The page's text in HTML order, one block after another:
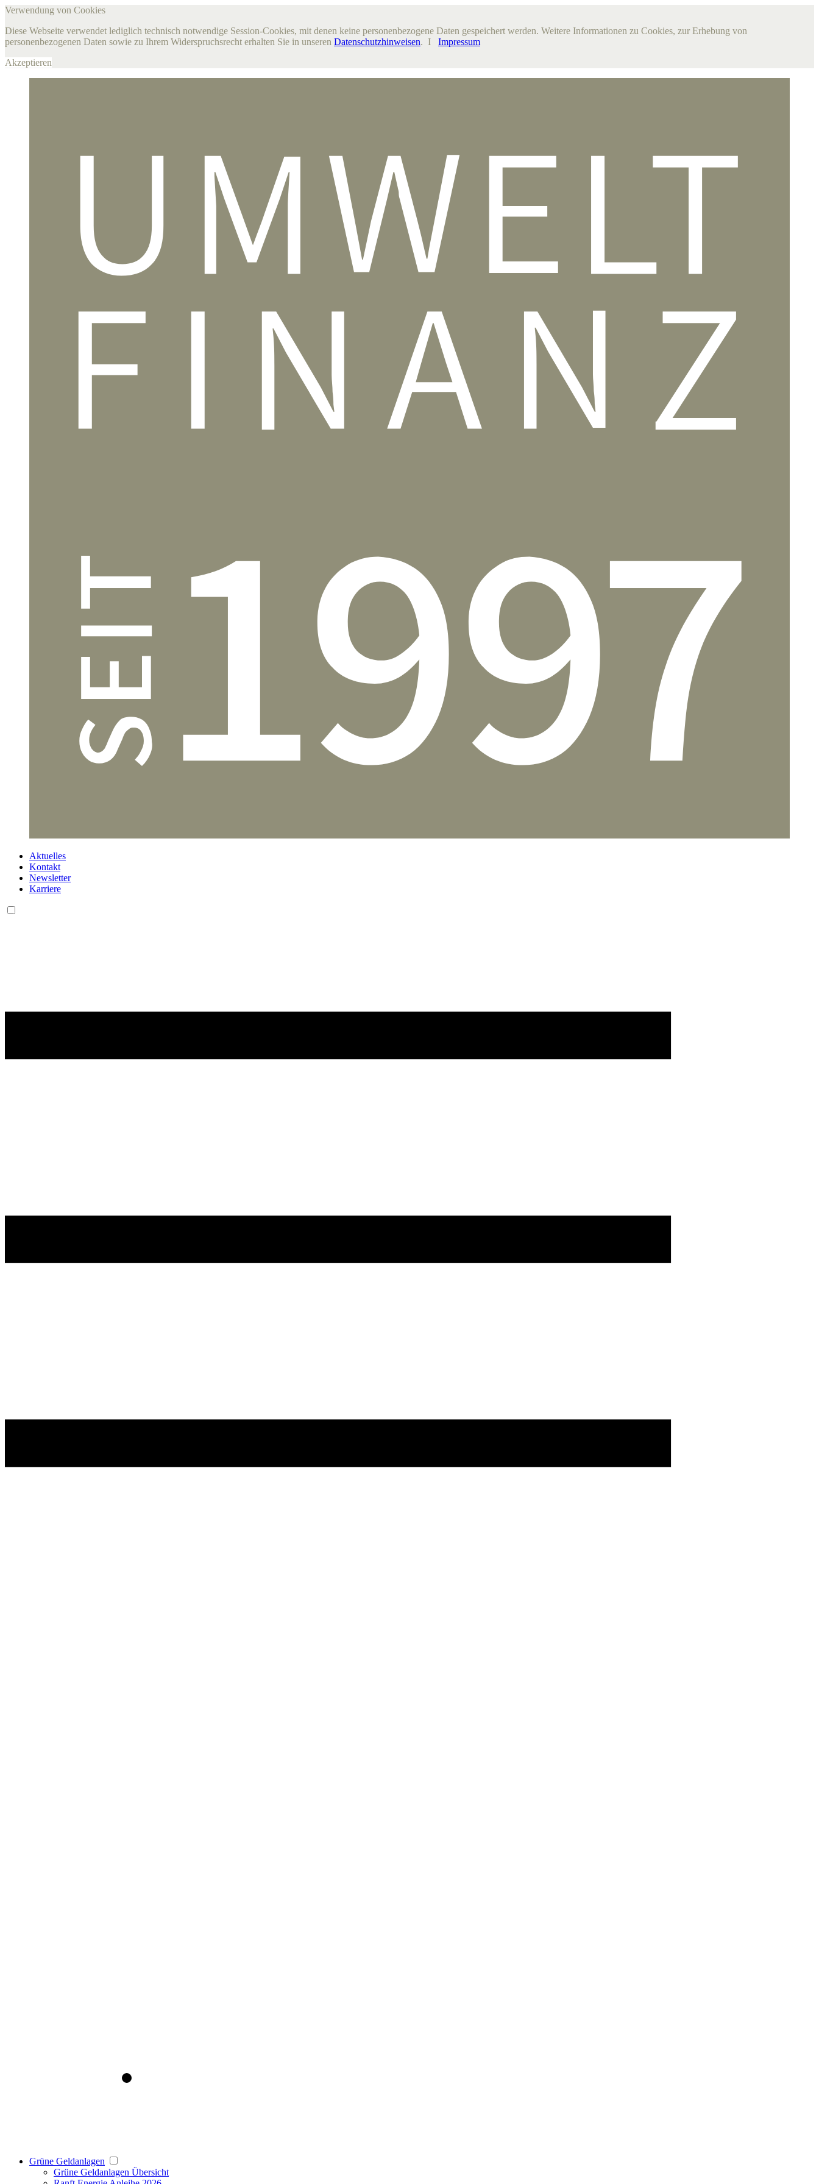
Verwendung von Cookies
Diese Webseite verwendet lediglich technisch notwendige Session-Cookies, mit denen keine personenbezogene Daten gespeichert werden. Weitere Informationen zu Cookies, zur Erhebung von
personenbezogenen Daten sowie zu Ihrem Widerspruchsrecht erhalten Sie in unseren Datenschutzhinweisen. I Impressum
Akzeptieren
Aktuelles
Kontakt
Newsletter
Karriere
Grüne Geldanlagen
Grüne Geldanlagen Übersicht